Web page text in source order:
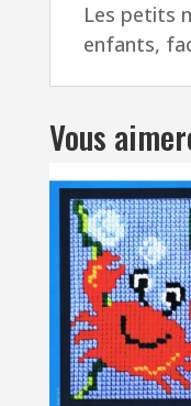
pointLes petits
enfants,
Vous